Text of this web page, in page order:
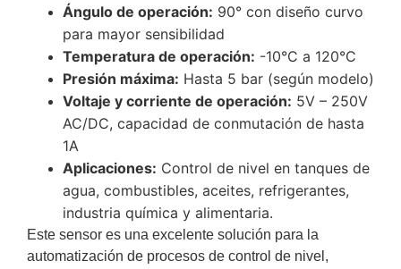
Ángulo de operación: 90° con diseño curvo
para mayor sensibilidad
Temperatura de operación: -10°C a 120°C
Presión máxima: Hasta 5 bar (según modelo)
Voltaje y corriente de operación: 5V – 250V
AC/DC, capacidad de conmutación de hasta
1A
Aplicaciones: Control de nivel en tanques de
agua, combustibles, aceites, refrigerantes,
industria química y alimentaria.
Este sensor es una excelente solución para la
automatización de procesos de control de nivel,